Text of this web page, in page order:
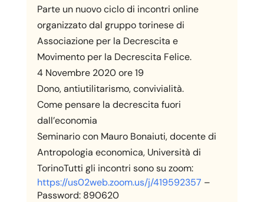
Parte un nuovo ciclo di incontri online
organizzato dal gruppo torinese di
Associazione per la Decrescita e
Movimento per la Decrescita Felice.
4 Novembre 2020 ore 19
Dono, antiutilitarismo, convivialità.
Come pensare la decrescita fuori
dall’economia
Seminario con Mauro Bonaiuti, docente di
Antropologia economica, Università di
TorinoTutti gli incontri sono su zoom:
https://us02web.zoom.us/j/419592357 –
Password: 890620